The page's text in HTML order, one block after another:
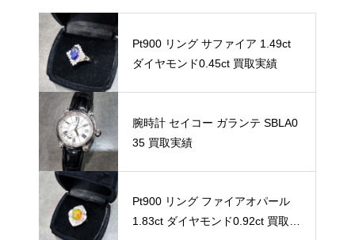
Pt900 リング サファイア 1.49ct
ダイヤモンド0.45ct 買取実績
腕時計 セイコー ガランテ SBLA0
35 買取実績
Pt900 リング ファイアオパール
1.83ct ダイヤモンド0.92ct 買取実